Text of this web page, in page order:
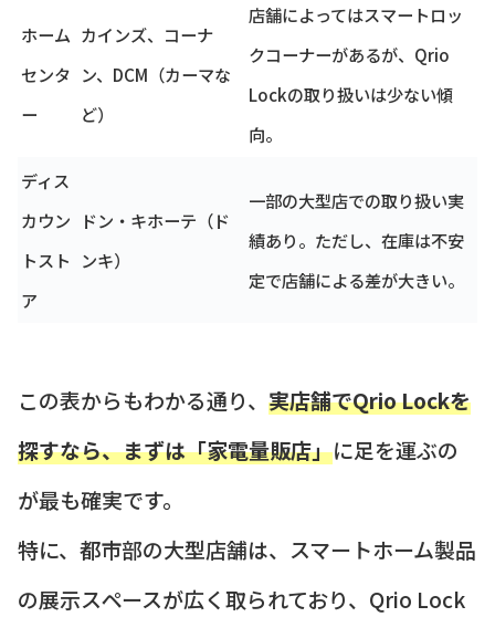
ホーム
センタ
ー
カインズ、コーナ
ン、DCM（カーマな
ど）
店舗によってはスマートロッ
クコーナーがあるが、Qrio
Lockの取り扱いは少ない傾
向。
ディス
カウン
トスト
ア
ドン・キホーテ（ド
ンキ）
一部の大型店での取り扱い実
績あり。ただし、在庫は不安
定で店舗による差が大きい。
この表からもわかる通り、 実店舗でQrio Lockを
探すなら、まずは「家電量販店」に足を運ぶの
が最も確実です。
特に、都市部の大型店舗は、スマートホーム製品
の展示スペースが広く取られており、Qrio Lock